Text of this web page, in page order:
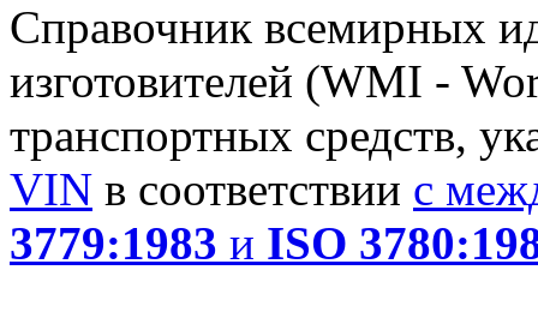
Справочник всемирных
изготовителей (WMI -
транспортных средств,
VIN в соответствии с
3779:1983 и ISO